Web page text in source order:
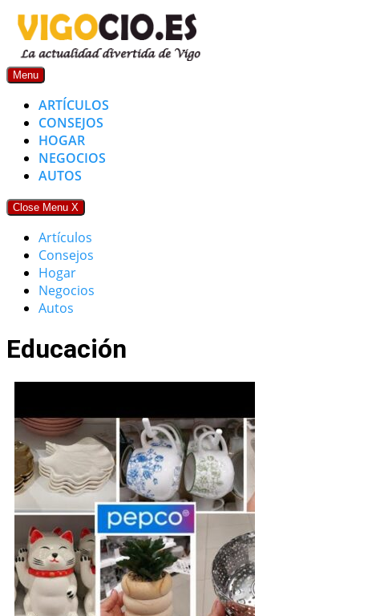
Skip
content
Menu
ARTÍCULOS
CONSEJOS
HOGAR
NEGOCIOS
AUTOS
Close Menu X
Artículos
Consejos
Hogar
Negocios
Autos
Educación